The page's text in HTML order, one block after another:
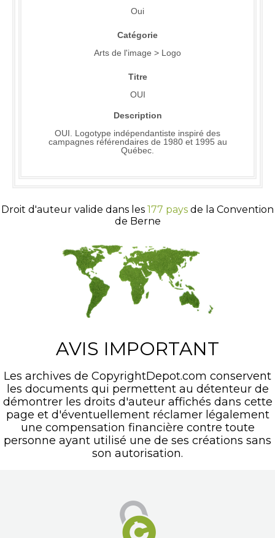
Oui
Catégorie
Arts de l'image > Logo
Titre
OUI
Description
OUI. Logotype indépendantiste inspiré des
campagnes référendaires de 1980 et 1995 au
Québec.
Droit d'auteur valide dans les 177 pays de la Convention
de Berne
AVIS IMPORTANT
Les archives de CopyrightDepot.com conservent
les documents qui permettent au détenteur de
démontrer les droits d'auteur affichés dans cette
page et d'éventuellement réclamer légalement
une compensation financière contre toute
personne ayant utilisé une de ses créations sans
son autorisation.